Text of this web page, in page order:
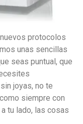
protocolos
unas sencillas
seas puntual, que
joyas, no te
siempre con
tu lado, las cosas